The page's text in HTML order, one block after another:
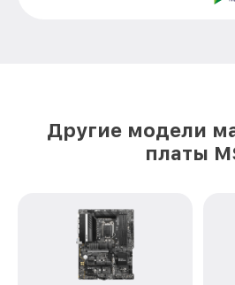
Другие модели
платы